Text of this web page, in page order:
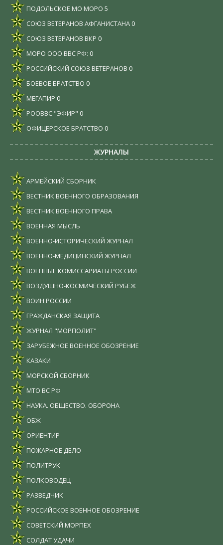
ПОДОЛЬСКОЕ МО МОРО 5
СОЮЗ ВЕТЕРАНОВ АФГАНИСТАНА 0
СОЮЗ ВЕТЕРАНОВ ВКР 0
МОРО ООО ВВС РФ: 0
РОССИЙСКИЙ СОЮЗ ВЕТЕРАНОВ 0
БОЕВОЕ БРАТСТВО 0
МЕГАПИР 0
РООВВС "ЭФИР" 0
ОФИЦЕРСКОЕ БРАТСТВО 0
ЖУРНАЛЫ
АРМЕЙСКИЙ СБОРНИК
ВЕСТНИК ВОЕННОГО ОБРАЗОВАНИЯ
ВЕСТНИК ВОЕННОГО ПРАВА
ВОЕННАЯ МЫСЛЬ
ВОЕННО-ИСТОРИЧЕСКИЙ ЖУРНАЛ
ВОЕННО-МЕДИЦИНСКИЙ ЖУРНАЛ
ВОЕННЫЕ КОМИССАРИАТЫ РОССИИ
ВОЗДУШНО-КОСМИЧЕСКИЙ РУБЕЖ
ВОИН РОССИИ
ГРАЖДАНСКАЯ ЗАЩИТА
ЖУРНАЛ "МОРПОЛИТ"
ЗАРУБЕЖНОЕ ВОЕННОЕ ОБОЗРЕНИЕ
КАЗАКИ
МОРСКОЙ СБОРНИК
МТО ВС РФ
НАУКА. ОБЩЕСТВО. ОБОРОНА
ОБЖ
ОРИЕНТИР
ПОЖАРНОЕ ДЕЛО
ПОЛИТРУК
ПОЛКОВОДЕЦ
РАЗВЕДЧИК
РОССИЙСКОЕ ВОЕННОЕ ОБОЗРЕНИЕ
СОВЕТСКИЙ МОРПЕХ
СОЛДАТ УДАЧИ